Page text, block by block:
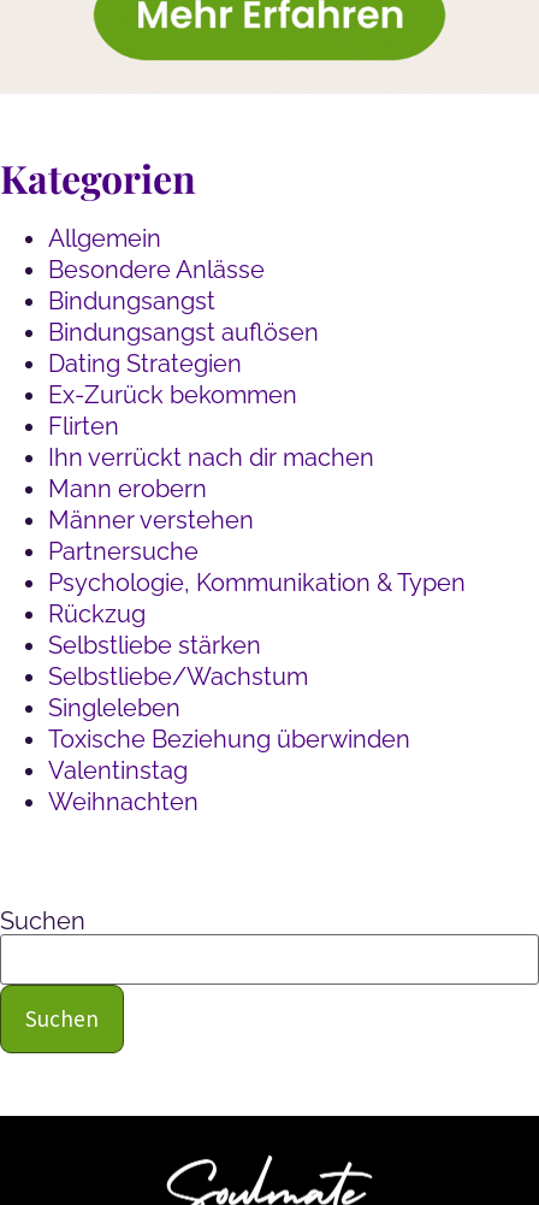
Kategorien
Allgemein
Besondere Anlässe
Bindungsangst
Bindungsangst auflösen
Dating Strategien
Ex-Zurück bekommen
Flirten
Ihn verrückt nach dir machen
Mann erobern
Männer verstehen
Partnersuche
Psychologie, Kommunikation & Typen
Rückzug
Selbstliebe stärken
Selbstliebe/Wachstum
Singleleben
Toxische Beziehung überwinden
Valentinstag
Weihnachten
Suchen
Suchen